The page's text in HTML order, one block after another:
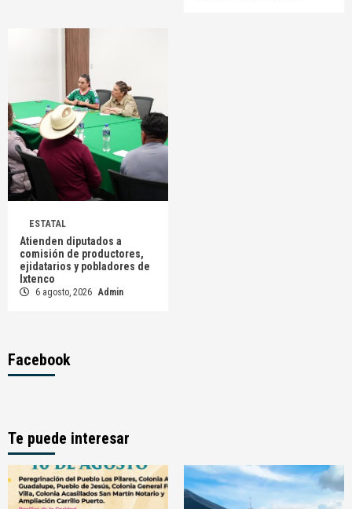
ESTATAL
Atienden diputados a
comisión de productores,
ejidatarios y pobladores de
Ixtenco
6 agosto, 2026 Admin
Facebook
Te puede interesar